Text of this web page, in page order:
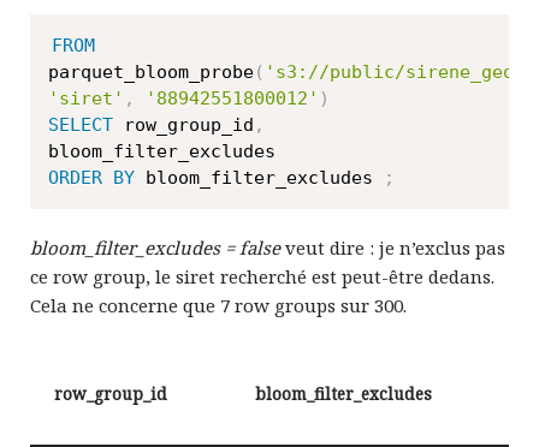
FROM
parquet_bloom_probe( 's3://public/
'siret' , '88942551800012' )
SELECT row_group_id ,
ORDER BY bloom_filter_excludes ;
bloom_filter_excludes = falseveut dire : je n’exclus pas
ce row group, le siret recherché est peut-être dedans.
Cela ne concerne que 7 row groups sur 300.
row_group_id bloom_filter_excludes